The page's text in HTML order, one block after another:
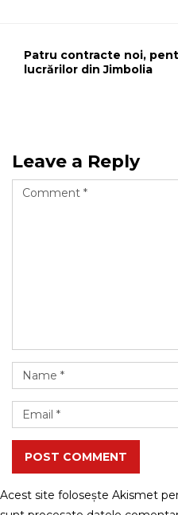
Patru contracte noi,
lucrărilor din Jimbolia
Leave a Reply
POST COMMENT
Acest site folosește Akismet